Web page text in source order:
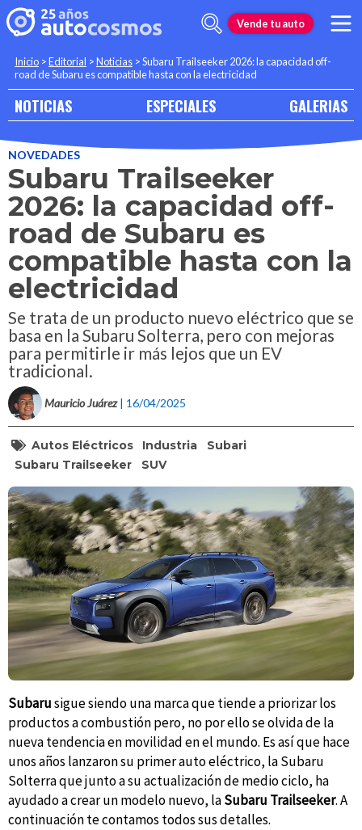
Vende tu auto
Inicio >Editorial >Noticias >Subaru Trailseeker 2026: la capacidad off-
road de Subaru es compatible hasta con la electricidad
NOTICIAS ESPECIALES GALERIAS
NOVEDADES
Subaru Trailseeker
2026: la capacidad off-
road de Subaru es
compatible hasta con la
electricidad
Se trata de un producto nuevo eléctrico que se
basa en la Subaru Solterra, pero con mejoras
para permitirle ir más lejos que un EV
tradicional.
Mauricio Juárez | 16/04/2025
Autos Eléctricos Industria
Subari
Subaru Trailseeker
SUV
Subarusigue siendo una marca que tiende a priorizar los
productos a combustión pero, no por ello se olvida de la
nueva tendencia en movilidad en el mundo. Es así que hace
unos años lanzaron su primer auto eléctrico, la Subaru
Solterra que junto a su actualización de medio ciclo, ha
ayudado a crear un modelo nuevo, laSubaru Trailseeker. A
continuación te contamos todos sus detalles.